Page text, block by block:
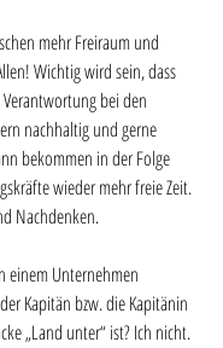
mehr Freiraum und
Wichtig wird sein, dass
bei den
nachhaltig und gerne
bekommen in der Folge
wieder mehr freie Zeit.
Nachdenken.
einem Unternehmen
Kapitän bzw. die Kapitänin
„Land unter“ ist? Ich nicht.